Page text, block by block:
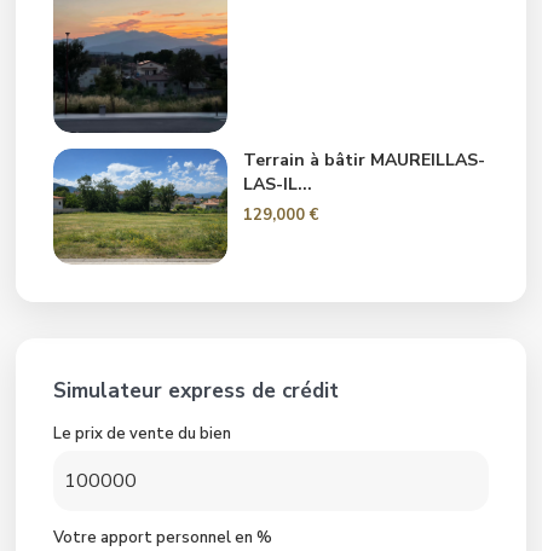
Terrain à bâtir MAUREILLAS-
LAS-IL...
129,000 €
Simulateur express de crédit
Le prix de vente du bien
Votre apport personnel en %